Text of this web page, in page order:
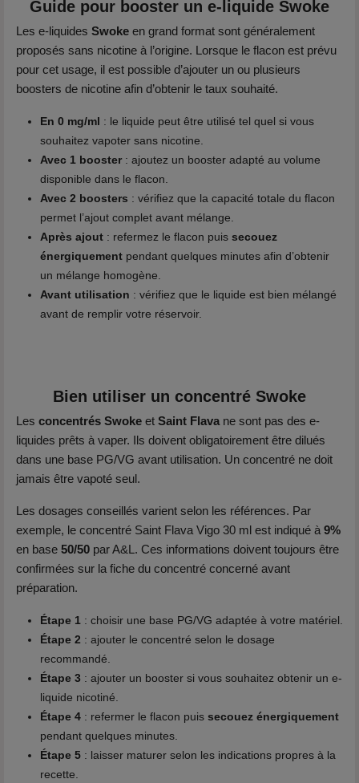
Guide pour booster un e-liquide Swoke
Les e-liquides Swoke en grand format sont généralement
proposés sans nicotine à l’origine. Lorsque le flacon est prévu
pour cet usage, il est possible d’ajouter un ou plusieurs
boosters de nicotine afin d’obtenir le taux souhaité.
En 0 mg/ml : le liquide peut être utilisé tel quel si vous
souhaitez vapoter sans nicotine.
Avec 1 booster: ajoutez un booster adapté au volume
disponible dans le flacon.
Avec 2 boosters : vérifiez que la capacité totale du flacon
permet l’ajout complet avant mélange.
Après ajout : refermez le flacon puis secouez
énergiquement pendant quelques minutes afin d’obtenir
un mélange homogène.
Avant utilisation : vérifiez que le liquide est bien mélangé
avant de remplir votre réservoir.
Bien utiliser un concentré Swoke
Les concentrés Swoke et Saint Flavane sont pas des e-
liquides prêts à vaper. Ils doivent obligatoirement être dilués
dans une base PG/VG avant utilisation. Un concentré ne doit
jamais être vapoté seul.
Les dosages conseillés varient selon les références. Par
exemple, le concentré Saint Flava Vigo 30 ml est indiqué à9%
en base 50/50 par A&L. Ces informations doivent toujours être
confirmées sur la fiche du concentré concerné avant
préparation.
Étape 1 : choisir une base PG/VG adaptée à votre matériel.
Étape 2 : ajouter le concentré selon le dosage
recommandé.
Étape 3 : ajouter un booster si vous souhaitez obtenir un e-
liquide nicotiné.
Étape 4 : refermer le flacon puis secouez énergiquement
pendant quelques minutes.
Étape 5 : laisser maturer selon les indications propres à la
recette.